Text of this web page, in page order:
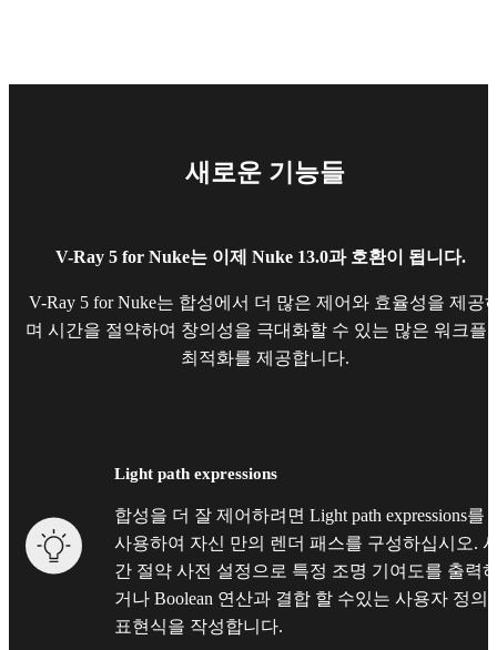
새로운 기능들
V-Ray 5 for Nuke는 이제 Nuke 13.0과 호환이 됩니다.
V-Ray 5 for Nuke는 합성에서 더 많은 제어와 효율성을 제공
며 시간을 절약하여 창의성을 극대화할 수 있는 많은 워크플
최적화를 제공합니다.
Light path expressions
합성을 더 잘 제어하려면 Light path expressions를
사용하여 자신 만의 렌더 패스를 구성하십시오.
간 절약 사전 설정으로 특정 조명 기여도를 출력
거나 Boolean 연산과 결합 할 수있는 사용자 정의
표현식을 작성합니다.